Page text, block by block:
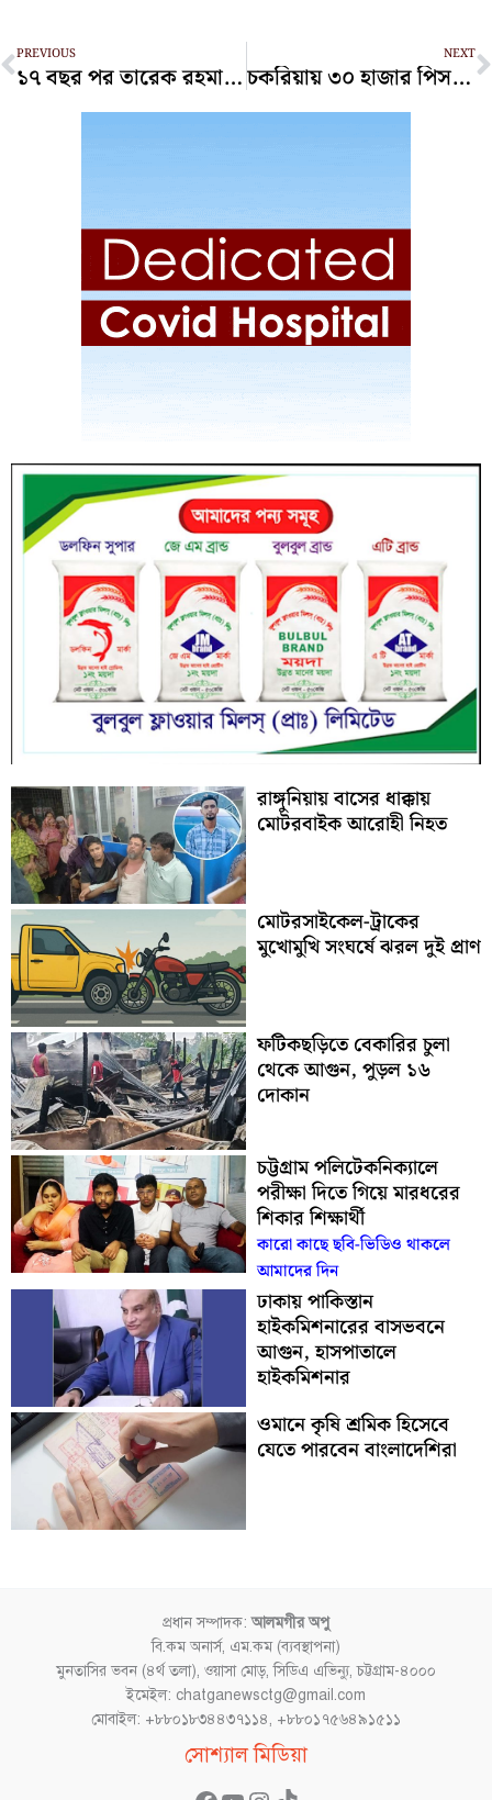
Prev
PREVIOUS
১৭ বছর পর তারেক রহমানের সঙ্গে দেখা চসিক মেয়র শাহাদাতের
NEXT
চকরিয়ায় ৩০ হাজার পিস ইয়াবাসহ যুবক গ্রেপ্তার
রাঙ্গুনিয়ায় বাসের ধাক্কায়
মোটরবাইক আরোহী নিহত
মোটরসাইকেল-ট্রাকের
মুখোমুখি সংঘর্ষে ঝরল দুই প্রাণ
ফটিকছড়িতে বেকারির চুলা
থেকে আগুন, পুড়ল ১৬
দোকান
চট্টগ্রাম পলিটেকনিক্যালে
পরীক্ষা দিতে গিয়ে মারধরের
শিকার শিক্ষার্থী
কারো কাছে ছবি-ভিডিও থাকলে
আমাদের দিন
ঢাকায় পাকিস্তান
হাইকমিশনারের বাসভবনে
আগুন, হাসপাতালে
হাইকমিশনার
ওমানে কৃষি শ্রমিক হিসেবে
যেতে পারবেন বাংলাদেশিরা
প্রধান সম্পাদক:আলমগীর অপু
বি.কম অনার্স, এম.কম (ব্যবস্থাপনা)
মুনতাসির ভবন (৪র্থ তলা), ওয়াসা মোড়, সিডিএ এভিন্যু, চট্টগ্রাম-৪০০০
ইমেইল: chatganewsctg@gmail.com
মোবাইল: +৮৮০১৮৩৪৪৩৭১১৪, +৮৮০১৭৫৬৪৯১৫১১
সোশ্যাল মিডিয়া
Facebook
YouTube
Instagram
TikTok